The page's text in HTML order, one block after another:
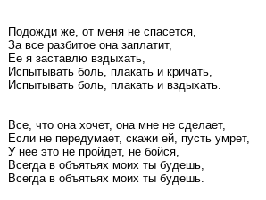
Подожди же, от меня не спасется,
За все разбитое она заплатит,
Ее я заставлю вздыхать,
Испытывать боль, плакать и кричать,
Испытывать боль, плакать и вздыхать.
Все, что она хочет, она мне не сделает,
Если не передумает, скажи ей, пусть умрет,
У нее это не пройдет, не бойся,
Всегда в объятьях моих ты будешь,
Всегда в объятьях моих ты будешь.